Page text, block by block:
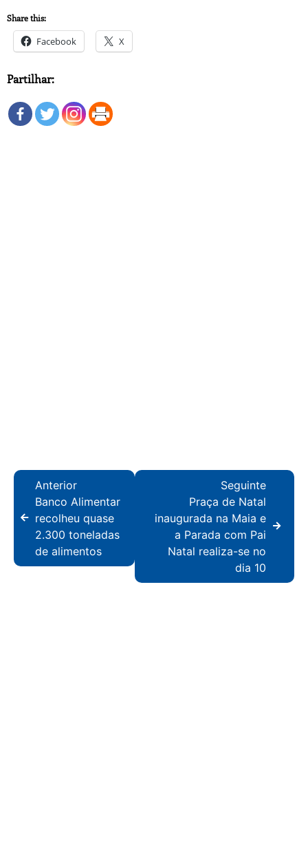
Share this:
Facebook X
Partilhar:
Anterior
Banco Alimentar
recolheu quase
2.300 toneladas
de alimentos
Seguinte
Praça de Natal
inaugurada na Maia e
a Parada com Pai
Natal realiza-se no
dia 10